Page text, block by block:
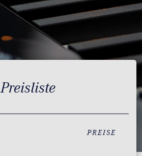
Preisliste
PREISE